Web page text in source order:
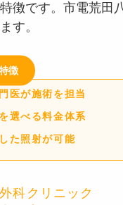
徴です。市電荒田
す。
徴
医が施術を担当
選べる料金体系
た照射が可能
科クリニック